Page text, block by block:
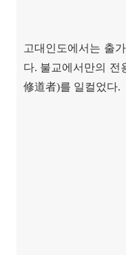
고대인도에서는 출
다. 불교에서만의 전
修道者)를 일컬었다.